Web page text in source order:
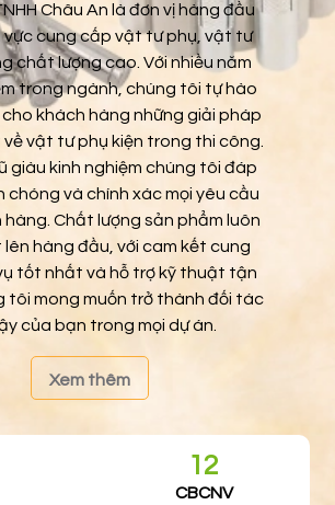
Châu An là đơn vị hàng đầu
vực cung cấp vật tư phụ, vật tư
chất lượng cao. Với nhiều năm
trong ngành, chúng tôi tự hào
khách hàng những giải pháp
về vật tư phụ kiện trong thi công.
giàu kinh nghiệm chúng tôi đáp
chóng và chính xác mọi yêu cầu
Chất lượng sản phẩm luôn
hàng đầu, với cam kết cung
tốt nhất và hỗ trợ kỹ thuật tận
tôi mong muốn trở thành đối tác
của bạn trong mọi dự án.
Xem thêm
12
CBCNV